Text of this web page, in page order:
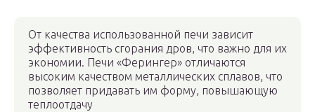
От качества использованной печи зависит
эффективность сгорания дров, что важно для их
экономии. Печи «Ферингер» отличаются
высоким качеством металлических сплавов, что
позволяет придавать им форму, повышающую
теплоотдачу